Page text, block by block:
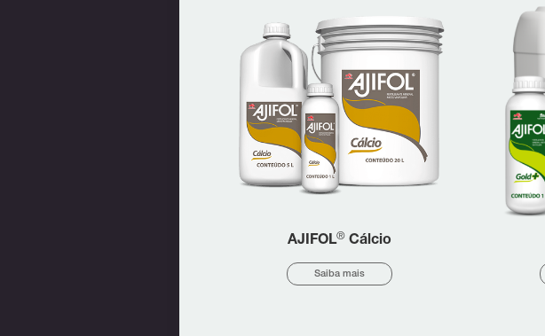
AJIFOL® Cálcio
Saiba mais